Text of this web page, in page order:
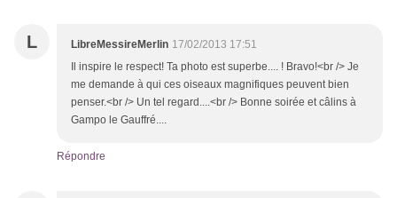
L LibreMessireMerlin 17/02/2013 17:51
Il inspire le respect! Ta photo est superbe.... ! Bravo!<br /> Je
me demande à qui ces oiseaux magnifiques peuvent bien
penser.<br /> Un tel regard....<br /> Bonne soirée et câlins à
Gampo le Gauffré....
Répondre